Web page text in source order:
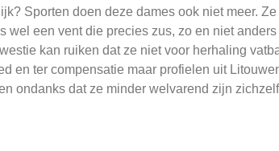
Sporten doen deze dames ook niet meer. Ze
wel een vent die precies zus, zo en niet anders
kan ruiken dat ze niet voor herhaling
en ter compensatie maar profielen uit
ondanks dat ze minder welvarend zijn zichzelf